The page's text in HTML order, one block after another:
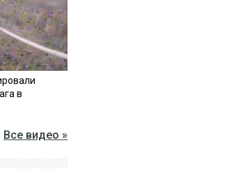
в
Все видео »